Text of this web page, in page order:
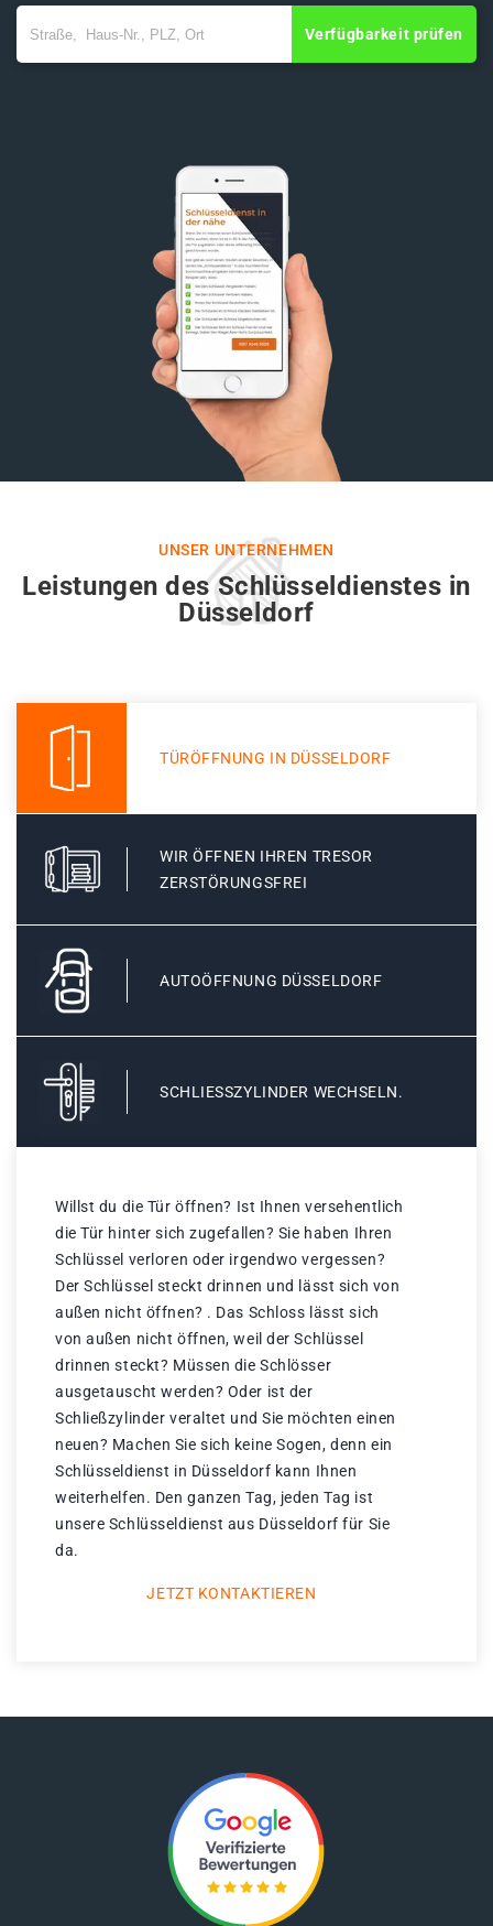
Verfügbarkeit prüfen
UNSER UNTERNEHMEN
Leistungen des Schlüsseldienstes in
Düsseldorf
TÜRÖFFNUNG IN DÜSSELDORF
WIR ÖFFNEN IHREN TRESOR
ZERSTÖRUNGSFREI
AUTOÖFFNUNG DÜSSELDORF
SCHLIESSZYLINDER WECHSELN.
Willst du die Tür öffnen? Ist Ihnen versehentlich
die Tür hinter sich zugefallen? Sie haben Ihren
Schlüssel verloren oder irgendwo vergessen?
Der Schlüssel steckt drinnen und lässt sich von
außen nicht öffnen? . Das Schloss lässt sich
von außen nicht öffnen, weil der Schlüssel
drinnen steckt? Müssen die Schlösser
ausgetauscht werden? Oder ist der
Schließzylinder veraltet und Sie möchten einen
neuen? Machen Sie sich keine Sogen, denn ein
Schlüsseldienst in Düsseldorf kann Ihnen
weiterhelfen. Den ganzen Tag, jeden Tag ist
unsere Schlüsseldienst aus Düsseldorf für Sie
da.
JETZT KONTAKTIEREN